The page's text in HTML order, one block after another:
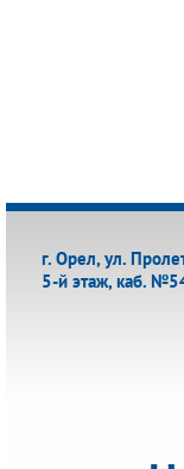
г. Орел, ул.
5-й этаж, каб.